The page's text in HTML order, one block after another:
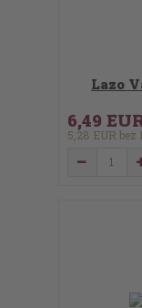
Lazo
6,49
5,28 EUR bez